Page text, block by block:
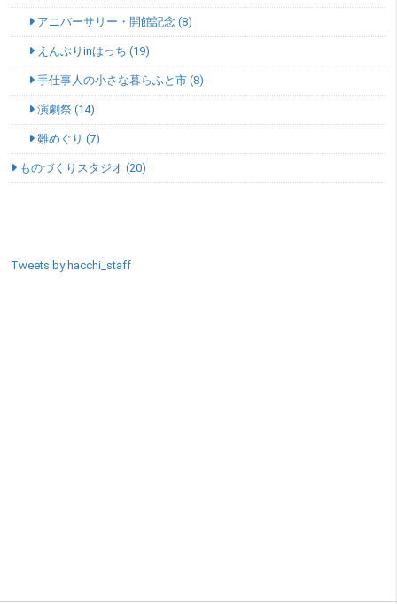
アニバーサリー・開館記念 (8)
えんぶりinはっち (19)
手仕事人の小さな暮らふと市 (8)
演劇祭 (14)
雛めぐり (7)
ものづくりスタジオ (20)
Tweets by hacchi_staff